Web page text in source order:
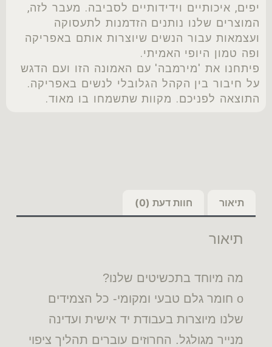
יפים, איכותיים וידידותיים לסביבה. מעבר לזה,
המוצרים שלנו נותנים הזדמנות לתעסוקה
ועצמאות עבור הנשים שיוצרות אותם באפריקה
ופה טמון היופי האמיתי.
פיתחנו את 'מירמבה' עם האמונה הזו ועם הדגש
על חיבור בין הקהל הגלובלי לנשים באפריקה.
התוצאה לפניכם. מקוות שתשמחו בו מאוד.
תיאור חוות דעת (0)
תיאור
מה מיוחד בתכשיטים שלנו?
o חומר גלם טבעי ומקומי- כל הצמידים
שלנו מיוצרות בעבודת יד אישית ועדינה
מנייר מגולגל. החרוזים עוברים תהליך ציפוי